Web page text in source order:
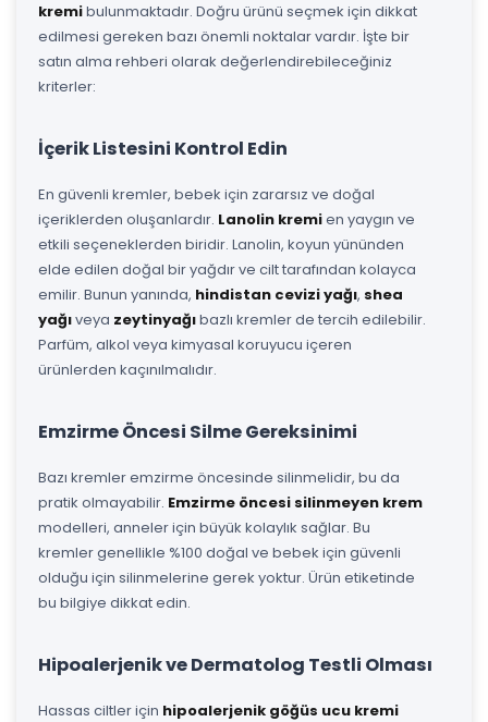
kremibulunmaktadır. Doğru ürünü seçmek için dikkat
edilmesi gereken bazı önemli noktalar vardır. İşte bir
satın alma rehberi olarak değerlendirebileceğiniz
kriterler:
İçerik Listesini Kontrol Edin
En güvenli kremler, bebek için zararsız ve doğal
içeriklerden oluşanlardır. Lanolin kremien yaygın ve
etkili seçeneklerden biridir. Lanolin, koyun yününden
elde edilen doğal bir yağdır ve cilt tarafından kolayca
emilir. Bunun yanında, hindistan cevizi yağı, shea
yağıveya zeytinyağıbazlı kremler de tercih edilebilir.
Parfüm, alkol veya kimyasal koruyucu içeren
ürünlerden kaçınılmalıdır.
Emzirme Öncesi Silme Gereksinimi
Bazı kremler emzirme öncesinde silinmelidir, bu da
pratik olmayabilir. Emzirme öncesi silinmeyen krem
modelleri, anneler için büyük kolaylık sağlar. Bu
kremler genellikle %100 doğal ve bebek için güvenli
olduğu için silinmelerine gerek yoktur. Ürün etiketinde
bu bilgiye dikkat edin.
Hipoalerjenik ve Dermatolog Testli Olması
Hassas ciltler için hipoalerjenik göğüs ucu kremi